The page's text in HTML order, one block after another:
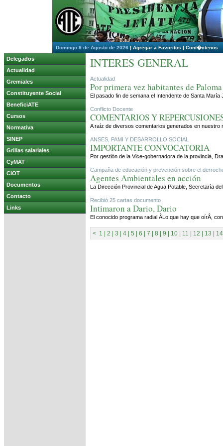
Domingo 9 de Agosto de 2026 | Agregar a Favoritos | Cont�ctenos
Delegados
Actualidad
Gremiales
Constituyente Social
BeneficiATE
Cursos
Normativa
SINEP
Grillas salariales
CyMAT
CIOT
Documentos
Contacto
Links
INTERES GENERAL
Actualidad
Por primera vez habitantes de
El pasado fin de semana el Intendente de Santa
Conflicto Docente
COMENTARIOS Y
A raíz de diversos comentarios generados en nuestro
ANSES, PAMI Y DESARROLLO SOCIAL
IMPORTANTE CONVOCATORIA
Por gestión de la Vice-gobernadora de la provincia,
Campaña de educación y prevención sobre el
Agentes Ambientales en acción
La Dirección Provincial de Agua Potable, Secretaría
Recibió 25 cartas documento
Intimaron a Dario, Dario
El conocido programa radial ÂLo que hay que oírÂ,
< 1 2 3 4 5 6 7 8 9 10 11 12 13 14